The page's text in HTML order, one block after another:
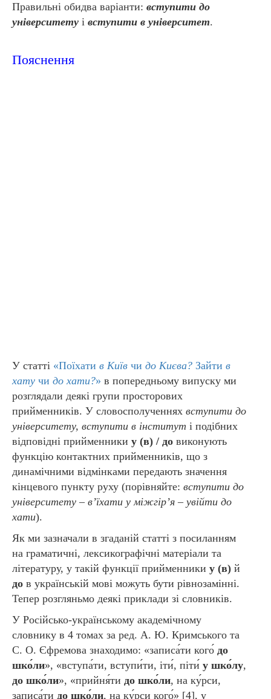
Правильні обидва варіанти: вступити до
університету і вступити в університет.
Пояснення
У статті «Поїхати в Київ чи до Києва? Зайти в
хату чи до хати?» в попередньому випуску ми
розглядали деякі групи просторових
прийменників. У словосполученнях вступити до
університету, вступити в інститут і подібних
відповідні прийменники у (в) / до виконують
функцію контактних прийменників, що з
динамічними відмінками передають значення
кінцевого пункту руху (порівняйте: вступити до
університету – в’їхати у міжгір’я – увійти до
хати).
Як ми зазначали в згаданій статті з посиланням
на граматичні, лексикографічні матеріали та
літературу, у такій функції прийменники у (в) й
до в українській мові можуть бути рівнозамінні.
Тепер розгляньмо деякі приклади зі словників.
У Російсько-українському академічному
словнику в 4 томах за ред. А. Ю. Кримського та
С. О. Єфремова знаходимо: «записа́ти кого́ до
шко́ли», «вступа́ти, вступи́ти, іти́, піти́ у шко́лу,
до шко́ли», «прийня́ти до шко́ли, на ку́рси,
записа́ти до шко́ли, на ку́рси кого́» [4], у